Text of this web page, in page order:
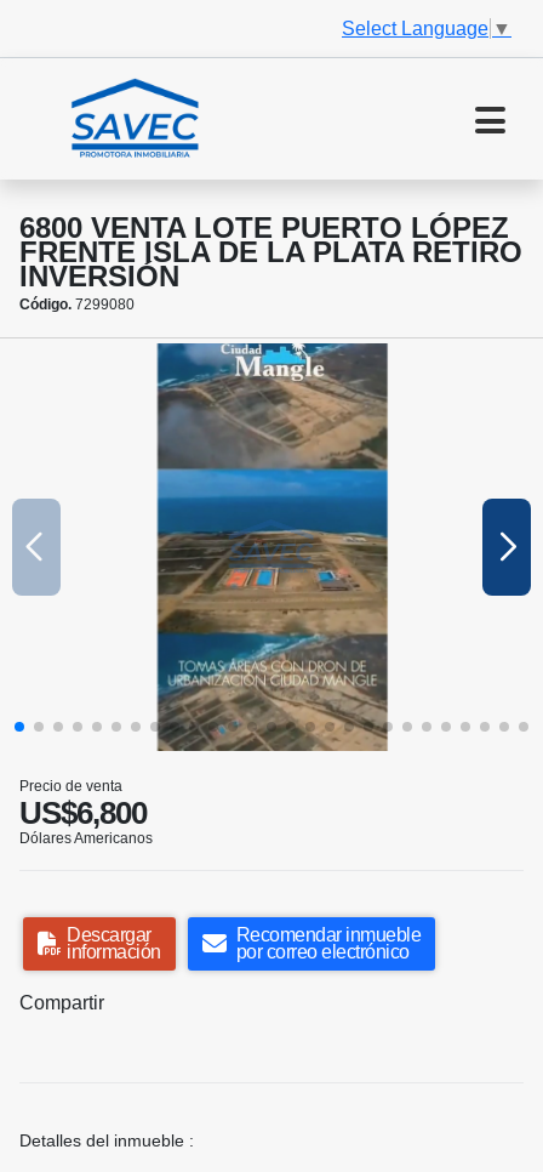
Select Language ▼
6800 VENTA LOTE PUERTO LÓPEZ
FRENTE ISLA DE LA PLATA RETIRO
INVERSIÓN
Código. 7299080
Precio de venta
US$6,800
Dólares Americanos
Descargar
información
Recomendar inmueble
por correo electrónico
Compartir
Detalles del inmueble :